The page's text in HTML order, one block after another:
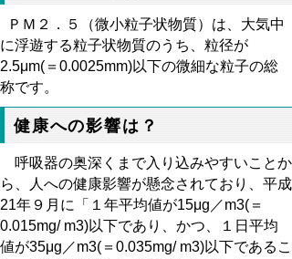
ＰＭ２．５（微小粒子状物質）は、大気中
に浮遊する粒子状物質のうち、粒径が
2.5μm(＝0.0025mm)以下の微細な粒子の総
称です。
健康への影響は？
呼吸器の奥深くまで入り込みやすいことか
ら、人への健康影響が懸念されており、平成
21年９月に「１年平均値が15μg／m3(＝
0.015mg/ m3)以下であり、かつ、１日平均
値が35μg／m3(＝0.035mg/ m3)以下であるこ